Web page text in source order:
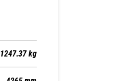
1247.37 kg